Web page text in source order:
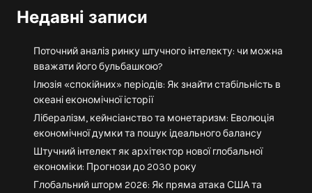
Недавні записи
Поточний аналіз ринку штучного інтелекту: чи можна
вважати його бульбашкою?
Ілюзія «спокійних» періодів: Як знайти стабільність в
океані економічної історії
Лібералізм, кейнсіанство та монетаризм: Еволюція
економічної думки та пошук ідеального балансу
Штучний інтелект як архітектор нової глобальної
економіки: Прогнози до 2030 року
Глобальний шторм 2026: Як пряма атака США та